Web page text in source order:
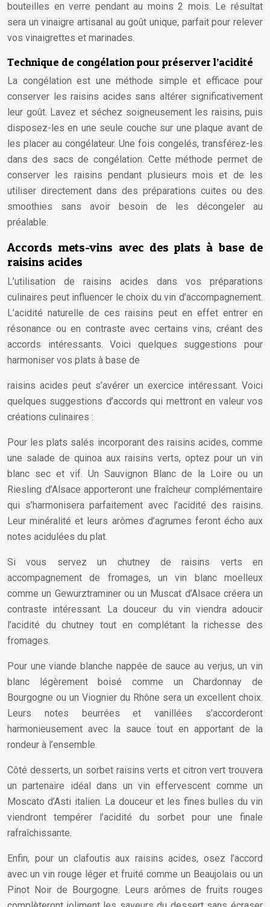
bouteilles en verre pendant au moins 2 mois. Le résultat
sera un vinaigre artisanal au goût unique, parfait pour relever
vos vinaigrettes et marinades.
Technique de congélation pour préserver l’acidité
La congélation est une méthode simple et efficace pour
conserver les raisins acides sans altérer significativement
leur goût. Lavez et séchez soigneusement les raisins, puis
disposez-les en une seule couche sur une plaque avant de
les placer au congélateur. Une fois congelés, transférez-les
dans des sacs de congélation. Cette méthode permet de
conserver les raisins pendant plusieurs mois et de les
utiliser directement dans des préparations cuites ou des
smoothies sans avoir besoin de les décongeler au
préalable.
Accords mets-vins avec des plats à base de
raisins acides
L’utilisation de raisins acides dans vos préparations
culinaires peut influencer le choix du vin d’accompagnement.
L’acidité naturelle de ces raisins peut en effet entrer en
résonance ou en contraste avec certains vins, créant des
accords intéressants. Voici quelques suggestions pour
harmoniser vos plats à base de
raisins acides peut s’avérer un exercice intéressant. Voici
quelques suggestions d’accords qui mettront en valeur vos
créations culinaires :
Pour les plats salés incorporant des raisins acides, comme
une salade de quinoa aux raisins verts, optez pour un vin
blanc sec et vif. Un Sauvignon Blanc de la Loire ou un
Riesling d’Alsace apporteront une fraîcheur complémentaire
qui s’harmonisera parfaitement avec l’acidité des raisins.
Leur minéralité et leurs arômes d’agrumes feront écho aux
notes acidulées du plat.
Si vous servez un chutney de raisins verts en
accompagnement de fromages, un vin blanc moelleux
comme un Gewurztraminer ou un Muscat d’Alsace créera un
contraste intéressant. La douceur du vin viendra adoucir
l’acidité du chutney tout en complétant la richesse des
fromages.
Pour une viande blanche nappée de sauce au verjus, un vin
blanc légèrement boisé comme un Chardonnay de
Bourgogne ou un Viognier du Rhône sera un excellent choix.
Leurs notes beurrées et vanillées s’accorderont
harmonieusement avec la sauce tout en apportant de la
rondeur à l’ensemble.
Côté desserts, un sorbet raisins verts et citron vert trouvera
un partenaire idéal dans un vin effervescent comme un
Moscato d’Asti italien. La douceur et les fines bulles du vin
viendront tempérer l’acidité du sorbet pour une finale
rafraîchissante.
Enfin, pour un clafoutis aux raisins acides, osez l’accord
avec un vin rouge léger et fruité comme un Beaujolais ou un
Pinot Noir de Bourgogne. Leurs arômes de fruits rouges